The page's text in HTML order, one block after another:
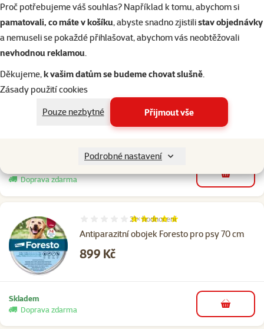
Proč potřebujeme váš souhlas? Například k tomu, abychom si
pamatovali, co máte v košíku, abyste snadno zjistilistav objednávky
a nemuseli se pokaždé přihlašovat, abychom vás neobtěžovali
nevhodnou reklamou.
Děkujeme,k vašim datům se budeme chovat slušně.
Zásady použití cookies
Pouze nezbytné
Přijmout vše
Podrobné nastavení
O epizodě
Repelentní obojek pro kočky Beaphar s
margosou reflexní
Cena
179 Kč
Doprava zdarma
do košíku
Antiparazitní obojek Foresto pro psy 70 cm
Hodnocení 100%, počet hodnocení: 21
21×hodnocení
Cena
899 Kč
Skladem
Doprava zdarma
do košíku